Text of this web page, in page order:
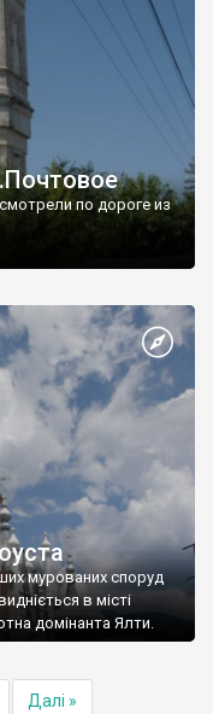
по дороге из
мурованих споруд
в місті
домінанта Ялти.
Далі »